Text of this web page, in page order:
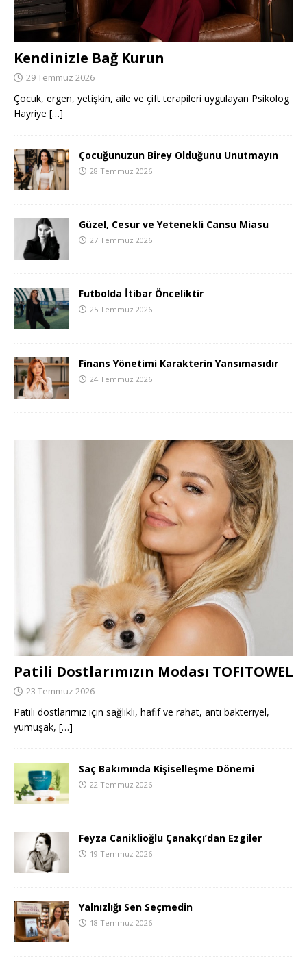
Kendinizle Bağ Kurun
29 Temmuz 2026
Çocuk, ergen, yetişkin, aile ve çift terapileri uygulayan Psikolog
Hayriye […]
Çocuğunuzun Birey Olduğunu Unutmayın
28 Temmuz 2026
Güzel, Cesur ve Yetenekli Cansu Miasu
27 Temmuz 2026
Futbolda İtibar Önceliktir
25 Temmuz 2026
Finans Yönetimi Karakterin Yansımasıdır
24 Temmuz 2026
Patili Dostlarımızın Modası TOFITOWEL
23 Temmuz 2026
Patili dostlarımız için sağlıklı, hafif ve rahat, anti bakteriyel,
yumuşak, […]
Saç Bakımında Kişiselleşme Dönemi
22 Temmuz 2026
Feyza Caniklioğlu Çanakçı’dan Ezgiler
19 Temmuz 2026
Yalnızlığı Sen Seçmedin
18 Temmuz 2026